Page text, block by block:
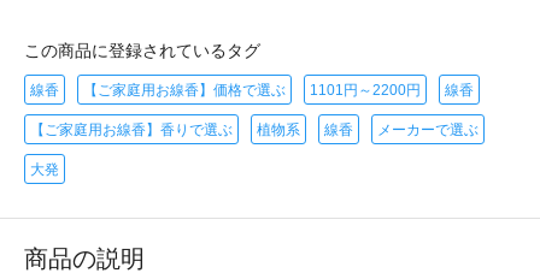
この商品に登録されているタグ
線香 【ご家庭用お線香】価格で選ぶ 1101円～2200円 線香
【ご家庭用お線香】香りで選ぶ 植物系 線香 メーカーで選ぶ
大発
商品の説明